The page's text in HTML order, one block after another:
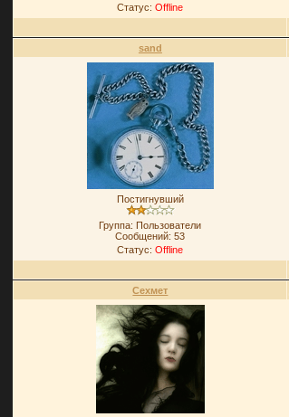
Статус:Offline
sand
Постигнувший
Группа: Пользователи
Сообщений:53
Статус:Offline
Сехмет